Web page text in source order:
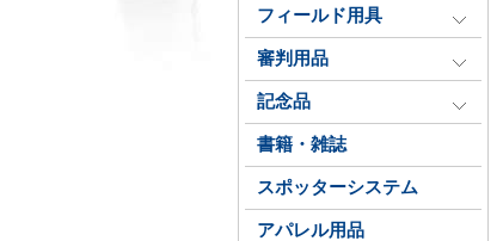
フィールド用具
審判用品
記念品
書籍・雑誌
スポッターシステム
アパレル用品